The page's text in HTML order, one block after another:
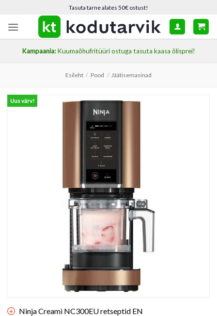
content
Tasuta tarne alates 50€ ostust!
Kampaania: Kuumaõhufritüüri ostuga tasuta kaasa õlisprei!
Esileht / Pood / Jäätisemasinad
Uus värv!
Ninja Creami NC300EU retseptid EN